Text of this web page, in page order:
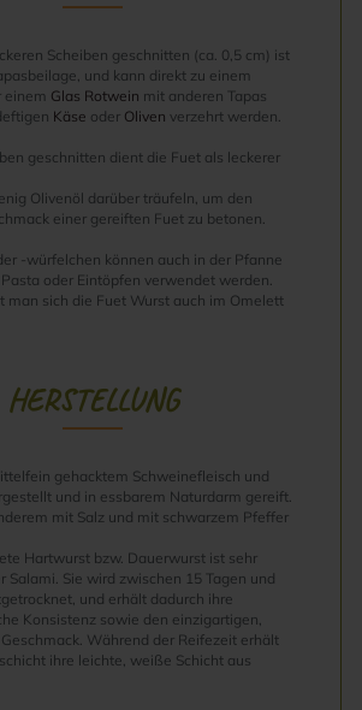
Scheiben geschnitten (ca. 0,5 cm) ist
und kann direkt zu einem
einem Glas Rotwein mit anderen Tapas
Käse oder Oliven verzehrt werden.
geschnitten dient die Fuet als leckerer
Olivenöl darüber träufeln, um den
einer gereiften Fuet zu betonen.
-würfelchen können auch in der Pfanne
oder Eintöpfen verwendet werden.
man sich die Fuet Wurst auch im Omelett
HERSTELLUNG
gehacktem Schweinefleisch und
und in essbarem Naturdarm gereift.
mit Salz und mit schwarzem Pfeffer
Hartwurst bzw. Dauerwurst ist sehr
Salami. Sie wird zwischen 15 Tagen und
und erhält dadurch ihre
Konsistenz sowie den einzigartigen,
Während der Reifezeit erhält
ihre leichte, weiße Schicht aus